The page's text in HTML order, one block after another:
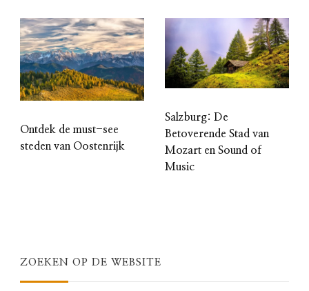
Ontdek de must-see
steden van Oostenrijk
Salzburg: De
Betoverende Stad van
Mozart en Sound of
Music
ZOEKEN OP DE WEBSITE